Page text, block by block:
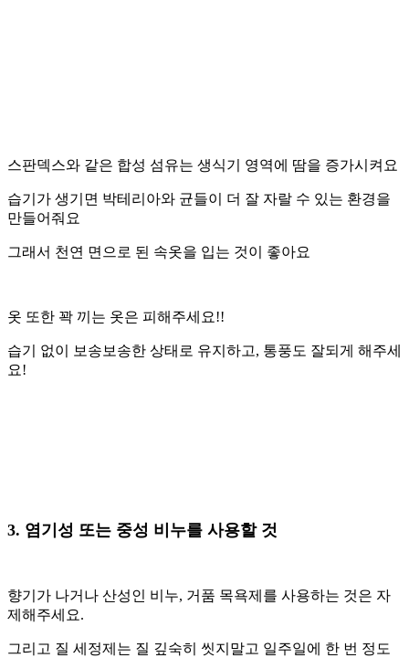
스판덱스와 같은 합성 섬유는 생식기 영역에 땀을 증가시켜요
습기가 생기면 박테리아와 균들이 더 잘 자랄 수 있는 환경을
만들어줘요
그래서 천연 면으로 된 속옷을 입는 것이 좋아요
옷 또한 꽉 끼는 옷은 피해주세요!!
습기 없이 보송보송한 상태로 유지하고, 통풍도 잘되게 해주세
요!
3. 염기성 또는 중성 비누를 사용할 것
향기가 나거나 산성인 비누, 거품 목욕제를 사용하는 것은 자
제해주세요.
그리고 질 세정제는 질 깊숙히 씻지말고 일주일에 한 번 정도